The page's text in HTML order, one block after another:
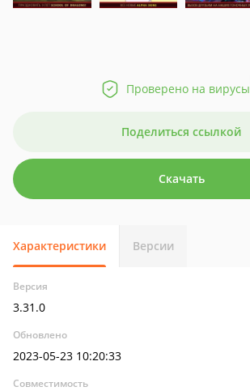
Проверено на вирусы
Поделиться ссылкой
Скачать
Характеристики Версии
Версия
3.31.0
Обновлено
2023-05-23 10:20:33
Совместимость